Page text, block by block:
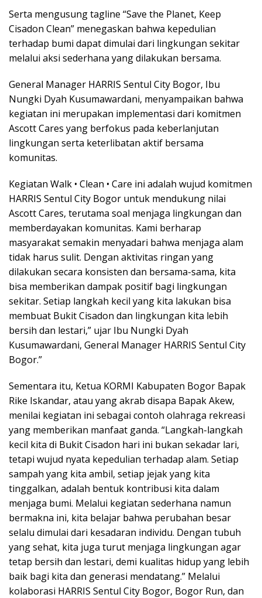
Serta mengusung tagline “Save the Planet, Keep
Cisadon Clean” menegaskan bahwa kepedulian
terhadap bumi dapat dimulai dari lingkungan sekitar
melalui aksi sederhana yang dilakukan bersama.
General Manager HARRIS Sentul City Bogor, Ibu
Nungki Dyah Kusumawardani, menyampaikan bahwa
kegiatan ini merupakan implementasi dari komitmen
Ascott Cares yang berfokus pada keberlanjutan
lingkungan serta keterlibatan aktif bersama
komunitas.
Kegiatan Walk • Clean • Care ini adalah wujud komitmen
HARRIS Sentul City Bogor untuk mendukung nilai
Ascott Cares, terutama soal menjaga lingkungan dan
memberdayakan komunitas. Kami berharap
masyarakat semakin menyadari bahwa menjaga alam
tidak harus sulit. Dengan aktivitas ringan yang
dilakukan secara konsisten dan bersama-sama, kita
bisa memberikan dampak positif bagi lingkungan
sekitar. Setiap langkah kecil yang kita lakukan bisa
membuat Bukit Cisadon dan lingkungan kita lebih
bersih dan lestari,” ujar Ibu Nungki Dyah
Kusumawardani, General Manager HARRIS Sentul City
Bogor.”
Sementara itu, Ketua KORMI Kabupaten Bogor Bapak
Rike Iskandar, atau yang akrab disapa Bapak Akew,
menilai kegiatan ini sebagai contoh olahraga rekreasi
yang memberikan manfaat ganda. “Langkah-langkah
kecil kita di Bukit Cisadon hari ini bukan sekadar lari,
tetapi wujud nyata kepedulian terhadap alam. Setiap
sampah yang kita ambil, setiap jejak yang kita
tinggalkan, adalah bentuk kontribusi kita dalam
menjaga bumi. Melalui kegiatan sederhana namun
bermakna ini, kita belajar bahwa perubahan besar
selalu dimulai dari kesadaran individu. Dengan tubuh
yang sehat, kita juga turut menjaga lingkungan agar
tetap bersih dan lestari, demi kualitas hidup yang lebih
baik bagi kita dan generasi mendatang.” Melalui
kolaborasi HARRIS Sentul City Bogor, Bogor Run, dan